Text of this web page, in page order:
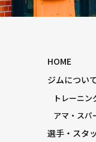
HOME
ジムについ
トレーニン
アマ・スパ
選手・スタ